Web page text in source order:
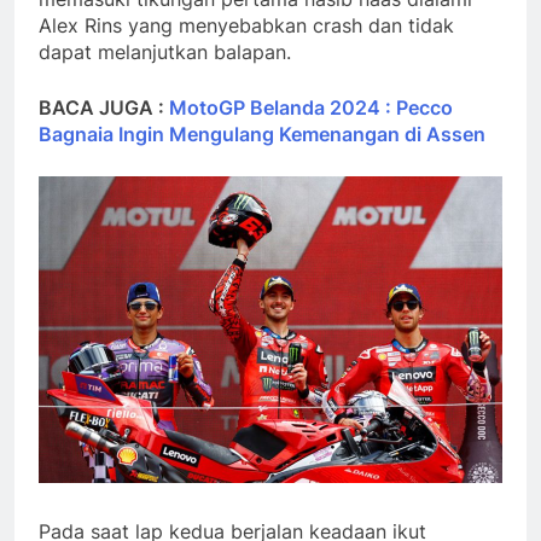
Alex Rins yang menyebabkan crash dan tidak
dapat melanjutkan balapan.
BACA JUGA : MotoGP Belanda 2024 : Pecco
Bagnaia Ingin Mengulang Kemenangan di Assen
Pada saat lap kedua berjalan keadaan ikut